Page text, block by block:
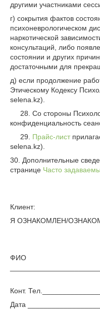
другими участниками
г) сокрытия фактов
психоневрологическом
наркотической
консультаций, либо
состоянии и других
достаточными для
д) если продолжение
Этическому Кодексу
selena.kz).
28. Со стороны
конфиденциальность
29. Прайс-лист
selena.kz).
30. Дополнительные
странице Часто
Клиент:
Я ОЗНАКОМЛЕН/
ФИО
Конт.
Дата